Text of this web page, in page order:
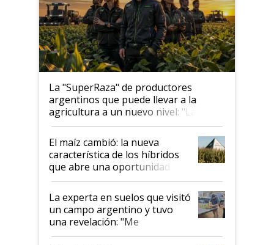
La "SuperRaza" de productores
argentinos que puede llevar a la
agricultura a un nuevo nivel: "Las
posibilidades de crecimiento son
infinitas"
El maíz cambió: la nueva
característica de los híbridos
que abre una oportunidad en
el lote
La experta en suelos que visitó
un campo argentino y tuvo
una revelación: "Me
impresionó mucho"